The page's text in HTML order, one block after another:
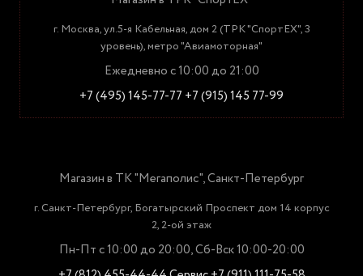
г. Москва, ул.5-я Кабельная, дом 2 (ТРК "СпортЕХ", 3
уровень), метро "Авиамоторная"
Ежедневно с 10:00 до 21:00
+7 (495) 145-77-77 +7 (915) 145 77-99
Магазин в ТК "Мегаполис", Санкт-Петербург
г. Санкт-Петербург, Богатырский Проспект дом 14 корпус
2, 2-ой этаж
Пн-Пт с 10:00 до 20:00, Сб-Вск 10:00-20:00